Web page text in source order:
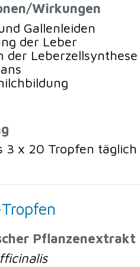
Wirkungen
Gallenleiden
der Leber
der Leberzellsynthese
3 x 20 Tropfen täglich
Pflanzenextrakt